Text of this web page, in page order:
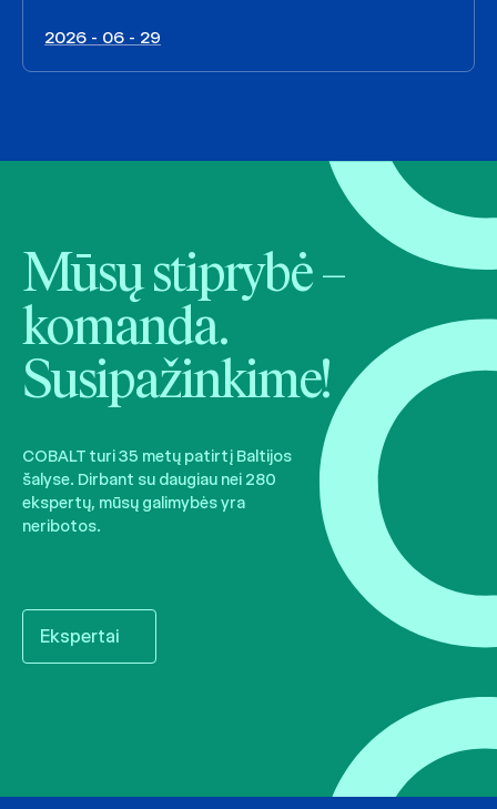
2026 - 06 - 29
Mūsų stiprybė –
komanda.
Susipažinkime!
COBALT turi 35 metų patirtį Baltijos
šalyse. Dirbant su daugiau nei 280
ekspertų, mūsų galimybės yra
neribotos.
Ekspertai